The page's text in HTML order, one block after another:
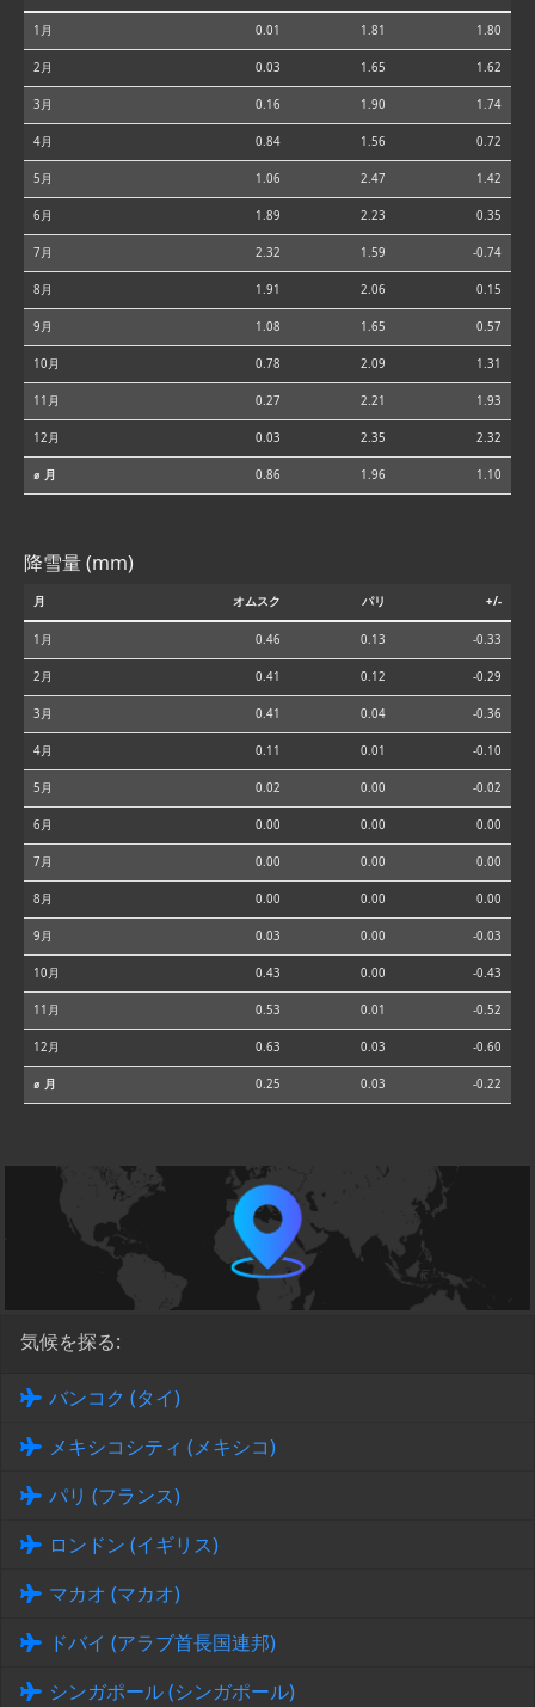
1月 0.01 1.81 1.80
2月 0.03 1.65 1.62
3月 0.16 1.90 1.74
4月 0.84 1.56 0.72
5月 1.06 2.47 1.42
6月 1.89 2.23 0.35
7月 2.32 1.59 -0.74
8月 1.91 2.06 0.15
9月 1.08 1.65 0.57
10月 0.78 2.09 1.31
11月 0.27 2.21 1.93
12月 0.03 2.35 2.32
⌀ 月 0.86 1.96 1.10
降雪量 (mm)
月 オムスク パリ +/-
1月 0.46 0.13 -0.33
2月 0.41 0.12 -0.29
3月 0.41 0.04 -0.36
4月 0.11 0.01 -0.10
5月 0.02 0.00 -0.02
6月 0.00 0.00 0.00
7月 0.00 0.00 0.00
8月 0.00 0.00 0.00
9月 0.03 0.00 -0.03
10月 0.43 0.00 -0.43
11月 0.53 0.01 -0.52
12月 0.63 0.03 -0.60
⌀ 月 0.25 0.03 -0.22
気候を探る:
バンコク (タイ)
メキシコシティ (メキシコ)
パリ (フランス)
ロンドン (イギリス)
マカオ (マカオ)
ドバイ (アラブ首長国連邦)
シンガポール (シンガポール)